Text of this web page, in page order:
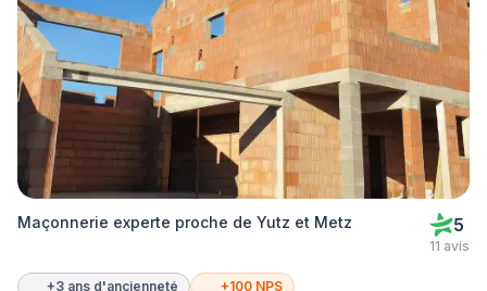
Maçonnerie experte proche de Yutz et Metz 5
11 avis
+3 ans d'ancienneté +100 NPS